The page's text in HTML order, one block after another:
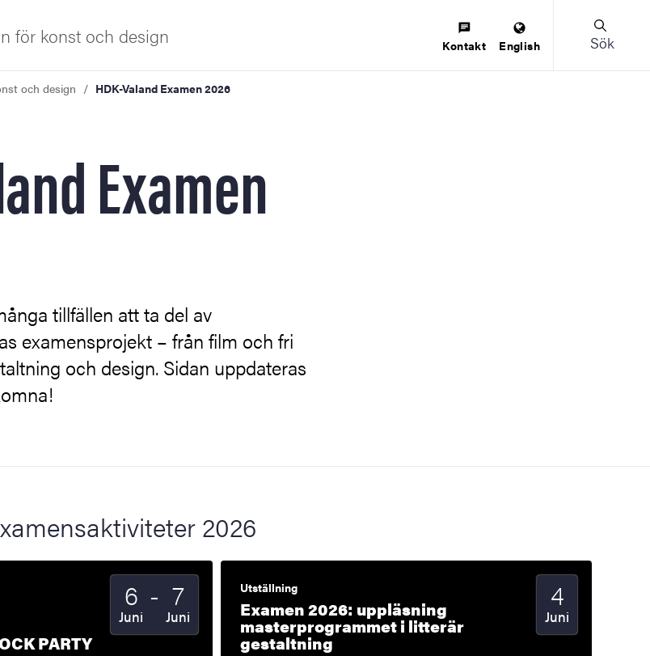
för konst och design Kontakt English Sök
och design HDK-Valand Examen 2026
Examen
tillfällen att ta del av
examensprojekt – från film och fri
och design. Sidan uppdateras
2026
PARTY
Startdatum
6
Juni
2026 Till
- Slutdatum
7
Juni
2026 Utställning
Examen 2026: uppläsning
masterprogrammet i litterär
gestaltning
Startdatum
4
Juni
2026